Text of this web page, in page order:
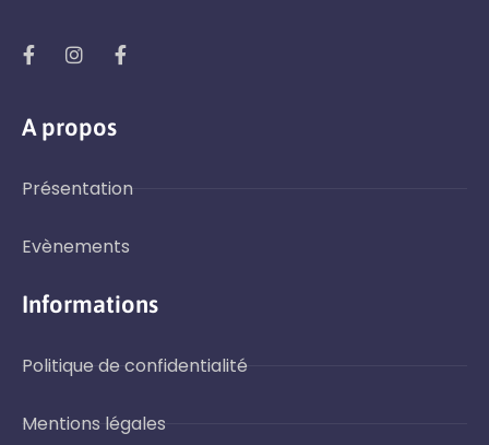
A propos
Présentation
Evènements
Informations
Politique de confidentialité
Mentions légales